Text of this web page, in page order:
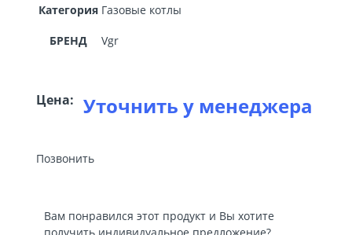
Категория Газовые котлы
БРЕНД Vgr
Цена: Уточнить у менеджера
Позвонить
Вам понравился этот продукт и Вы хотите